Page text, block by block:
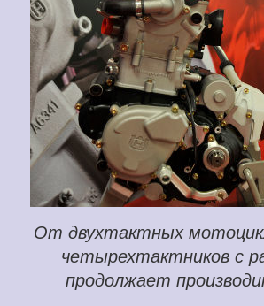
От двухтактных
четырехтактников с
продолжает